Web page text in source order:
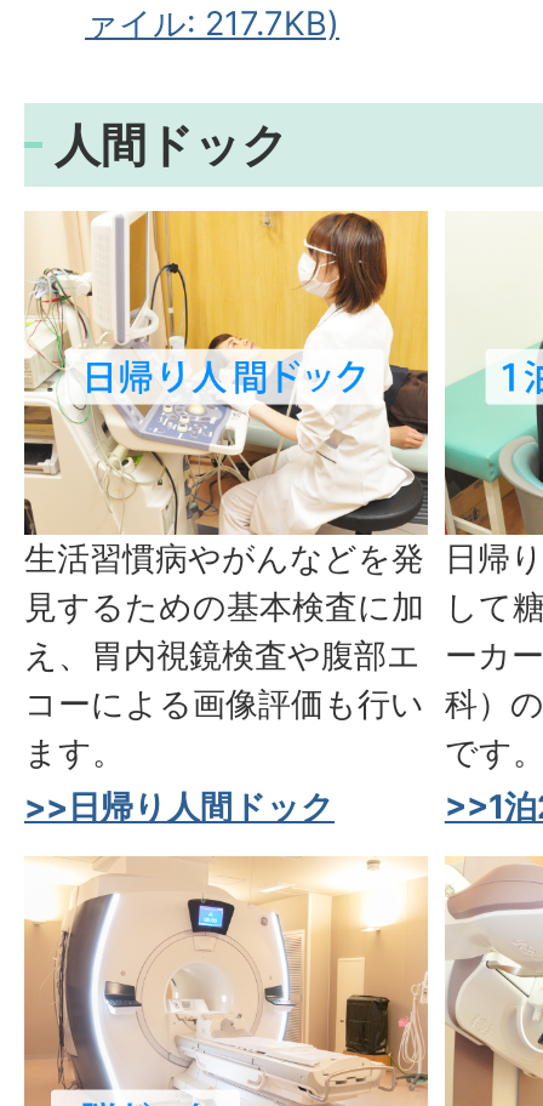
ァイル: 217.7KB)
人間ドック
生活習慣病やがんなどを発
見するための基本検査に加
え、胃内視鏡検査や腹部エ
コーによる画像評価も行い
ます。
>>日帰り人間ドック
日帰
して
ーカ
科）
です
>>1